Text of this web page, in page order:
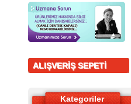
ALIŞVERİŞ SEPETİ
Kategoriler